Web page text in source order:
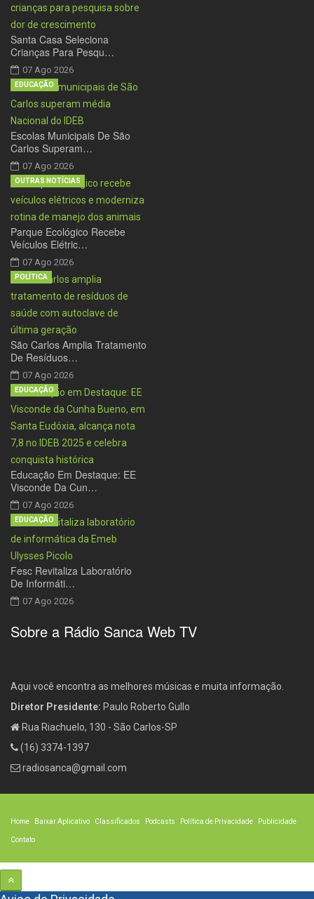
Santa Casa Seleciona
Crianças Para Pesqu…
07 Ago 2026
Escolas Municipais De São
Carlos Superam…
07 Ago 2026
EDUCAÇÃO
Parque Ecológico Recebe
Veículos Elétric…
07 Ago 2026
OUTRAS NOTÍCIAS
São Carlos Amplia Tratamento
De Resíduos…
07 Ago 2026
POLÍTICA
Educação Em Destaque: EE
Visconde Da Cun…
07 Ago 2026
EDUCAÇÃO
Fesc Revitaliza Laboratório
De Informáti…
07 Ago 2026
EDUCAÇÃO
Sobre a Rádio Sanca Web TV
Aqui você encontra as melhores músicas e muita informação.
Diretor Presidente: Paulo Roberto Gullo
Rua Riachuelo, 130 - São Carlos-SP
(16) 3374-1397
radiosanca@gmail.com
Home Baixar Aplicativo Classificados Podcasts Política de Privacidade Publicidade
Contato